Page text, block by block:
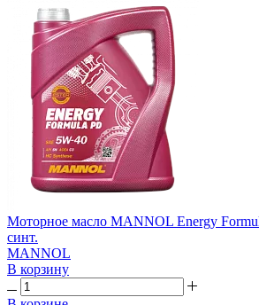
Моторное масло MANNOL Energy
синт.
MANNOL
В корзину